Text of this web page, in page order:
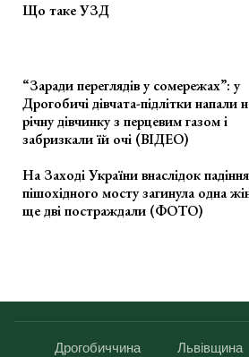
Що таке УЗД
“Заради переглядів у сомережах”: у
Дрогобичі дівчата-підлітки напали
річну дівчинку з перцевим газом і
забризкали їй очі (ВІДЕО)
На Заході України внаслідок падіння
пішохідного мосту загинула одна
ще дві постраждали (ФОТО)
Дрогобиччина Львівщина